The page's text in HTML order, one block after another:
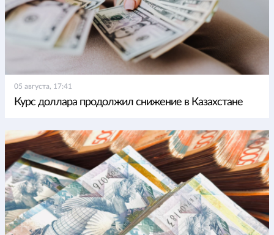
05 августа, 17:41
Курс доллара продолжил снижение в Казахстане